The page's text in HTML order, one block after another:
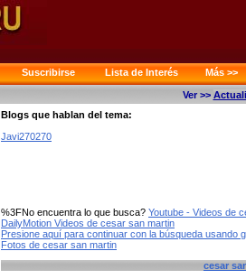
Suscribirse Lista de Interés
Más >>
Ver >>
Blogs que hablan del tema:
Javi270270
%3FNo encuentra lo que busca? Youtube - Videos de
DailyMotion Videos de cesar san martin
Presione aquí para continuar con la búsqueda usando
Fotos de cesar san martin
cesar